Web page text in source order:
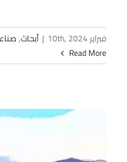
فبراير 10th, 2024 | أبحاث,
Read More